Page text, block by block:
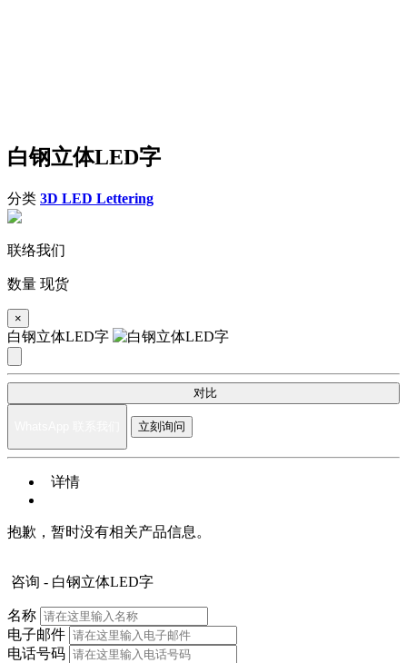
白钢立体LED字
分类 3D LED Lettering
联络我们
数量 现货
×
白钢立体LED字
对比
立刻询问
详情
抱歉，暂时没有相关产品信息。
咨询 - 白钢立体LED字
名称
电子邮件
电话号码